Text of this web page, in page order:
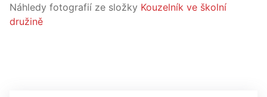
Náhledy fotografií ze složky Kouzelník ve školní
družině